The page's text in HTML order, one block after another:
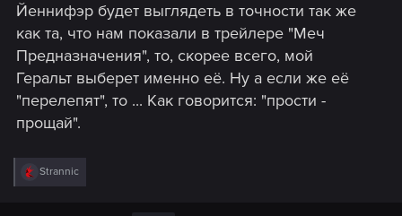
Йеннифэр будет выглядеть в точности так же
как та, что нам показали в трейлере "Меч
Предназначения", то, скорее всего, мой
Геральт выберет именно её. Ну а если же её
"перелепят", то ... Как говорится: "прости -
прощай".
R
e
Strannic